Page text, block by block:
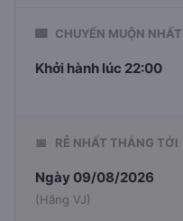
🌃 CHUYẾN MUỘN NHẤT
Khởi hành lúc 22:00
📅 RẺ NHẤT THÁNG TỚI
Ngày 09/08/2026
(Hãng VJ)